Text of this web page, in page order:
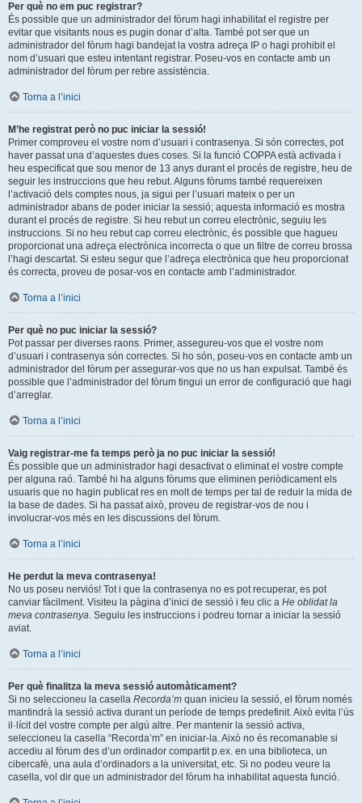
Per què no em puc registrar?
És possible que un administrador del fòrum hagi inhabilitat el registre per
evitar que visitants nous es pugin donar d’alta. També pot ser que un
administrador del fòrum hagi bandejat la vostra adreça IP o hagi prohibit el
nom d’usuari que esteu intentant registrar. Poseu-vos en contacte amb un
administrador del fòrum per rebre assistència.
Torna a l’inici
M’he registrat però no puc iniciar la sessió!
Primer comproveu el vostre nom d’usuari i contrasenya. Si són correctes, pot
haver passat una d’aquestes dues coses. Si la funció COPPA està activada i
heu especificat que sou menor de 13 anys durant el procés de registre, heu de
seguir les instruccions que heu rebut. Alguns fòrums també requereixen
l’activació dels comptes nous, ja sigui per l’usuari mateix o per un
administrador abans de poder iniciar la sessió; aquesta informació es mostra
durant el procés de registre. Si heu rebut un correu electrònic, seguiu les
instruccions. Si no heu rebut cap correu electrònic, és possible que hagueu
proporcionat una adreça electrònica incorrecta o que un filtre de correu brossa
l’hagi descartat. Si esteu segur que l’adreça electrònica que heu proporcionat
és correcta, proveu de posar-vos en contacte amb l’administrador.
Torna a l’inici
Per què no puc iniciar la sessió?
Pot passar per diverses raons. Primer, assegureu-vos que el vostre nom
d’usuari i contrasenya són correctes. Si ho són, poseu-vos en contacte amb un
administrador del fòrum per assegurar-vos que no us han expulsat. També és
possible que l’administrador del fòrum tingui un error de configuració que hagi
d’arreglar.
Torna a l’inici
Vaig registrar-me fa temps però ja no puc iniciar la sessió!
És possible que un administrador hagi desactivat o eliminat el vostre compte
per alguna raó. També hi ha alguns fòrums que eliminen periòdicament els
usuaris que no hagin publicat res en molt de temps per tal de reduir la mida de
la base de dades. Si ha passat això, proveu de registrar-vos de nou i
involucrar-vos més en les discussions del fòrum.
Torna a l’inici
He perdut la meva contrasenya!
No us poseu nerviós! Tot i que la contrasenya no es pot recuperar, es pot
canviar fàcilment. Visiteu la pàgina d’inici de sessió i feu clic a He oblidat la
meva contrasenya. Seguiu les instruccions i podreu tornar a iniciar la sessió
aviat.
Torna a l’inici
Per què finalitza la meva sessió automàticament?
Si no seleccioneu la casella Recorda’m quan inicieu la sessió, el fòrum només
mantindrà la sessió activa durant un període de temps predefinit. Això evita l’ús
il·lícit del vostre compte per algú altre. Per mantenir la sessió activa,
seleccioneu la casella “Recorda’m” en iniciar-la. Això no és recomanable si
accediu al fòrum des d’un ordinador compartit p.ex. en una biblioteca, un
cibercafè, una aula d’ordinadors a la universitat, etc. Si no podeu veure la
casella, vol dir que un administrador del fòrum ha inhabilitat aquesta funció.